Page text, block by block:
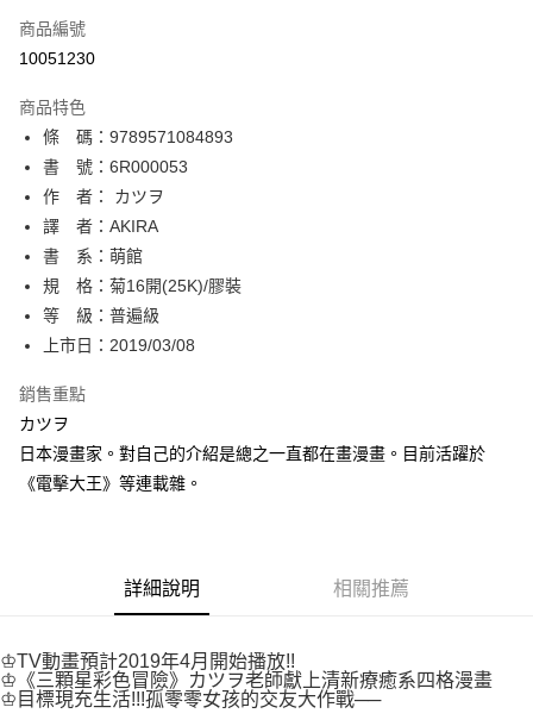
超商取貨付款
相關說明
【關於「AFTEE先享後付」】
AFTEE先享後付是「在收到商品之後才付款」的支付方式。 讓您購物簡單
便利好安心！
１．簡單：不需註冊會員、不需綁卡、不需儲值。
２．便利：只要手機號碼，簡訊認證，即可結帳。
３．安心：先確認商品／服務後，再付款。
【「AFTEE先享後付」結帳流程】
１．於結帳方式選擇「AFTEE先享後付」後，將跳轉至「AFTEE先享後付」
結帳頁面，進行簡訊認證並確認金額後，即可完成結帳。
２．訂單成立數日內，您將收到繳費通知簡訊。
ATM／網路銀行／等多元方式進行付款，方視為交易完成。
※ 請注意：結帳手續完成當下不需立刻繳費，但若您需要取消訂單，請聯絡
購買商品的店家。未經商家同意取消之訂單仍視為有效，需透過AFTEE先享
後付繳納相關費用。
※ 交易是否成功請以「AFTEE先享後付 」之結帳頁面顯示為準，若有關於
１．透過由恩沛科技股份有限公司提供之「AFTEE先享後付」服務完成之交
易，需依本服務之必要範圍內提供個人資料，並將交易相關給付款項請求債
２．關於個人資料處理事宜，請瀏覽以下網址：
https://aftee.tw/terms/#terms3
３．未成年的使用者請事先徵得法定代理人或監護人之同意方可使用
ATM付款
運送方式
全家取貨付款
每筆NT$80，滿NT$500(含以上)免運費
付款後全家取貨
每筆NT$80，滿NT$500(含以上)免運費
付款後萊爾富取貨
每筆NT$80，滿NT$500(含以上)免運費
每筆NT$80，滿NT$500(含以上)免運費
商品編號
10051230
商品特色
條 碼：9789571084893
書 號：6R000053
作 者： カツヲ
譯 者：AKIRA
書 系：萌館
規 格：菊16開(25K)/膠裝
等 級：普遍級
上市日：2019/03/08
銷售重點
カツヲ
日本漫畫家。對自己的介紹是總之一直都在畫漫畫。目前活躍於
《電擊大王》等連載雜。
詳細說明 相關推薦
♔TV動畫預計2019年4月開始播放!!
♔《三顆星彩色冒險》カツヲ老師獻上清新療癒系四格漫畫
♔目標現充生活!!!孤零零女孩的交友大作戰──